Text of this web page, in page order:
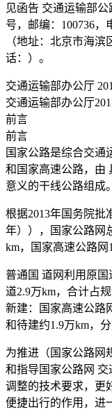
见函告 交通运输部公
号，邮编：100736
（地址：北京市海滨
话：）。
交通运输部办公厅
交通运输部办公厅
前言
前言
国家公路是综合交通
和国家高速公路，由
意义的干线公路组成。
根据2013年国务院批
年）），国家公路网
km，国家高速公路网
普通国 道网利用原国
道2.9万km，合计占
新建：国家高速公路
和待建约1.9万km，分
为推进（国家公路网
和指导国家公路网
调整的技术要求，更
便捷出行的作用，进